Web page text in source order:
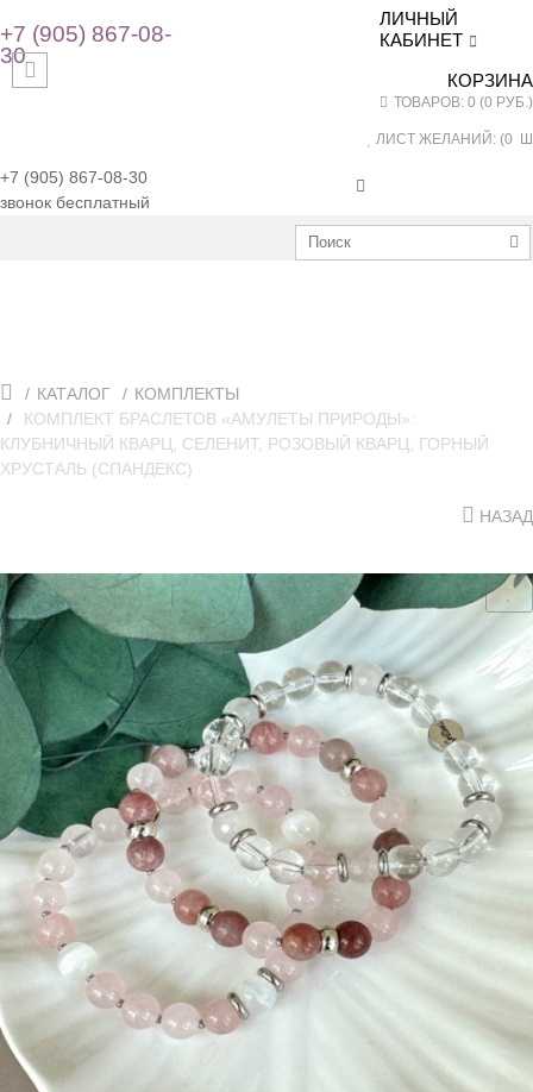
+7 (905) 867-08-
30
ЛИЧНЫЙ
КАБИНЕТ
КОРЗИНА
ТОВАРОВ: 0 (0 РУБ.)
ЛИСТ ЖЕЛАНИЙ: (0
+7 (905) 867-08-30
звонок бесплатный
КАТАЛОГ
КОМПЛЕКТЫ
КОМПЛЕКТ БРАСЛЕТОВ «АМУЛЕТЫ ПРИРОДЫ»:
КЛУБНИЧНЫЙ КВАРЦ, СЕЛЕНИТ, РОЗОВЫЙ КВАРЦ, ГОРНЫЙ
ХРУСТАЛЬ (СПАНДЕКС)
НАЗАД